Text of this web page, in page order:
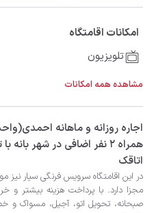
امکانات اقامتگاه
تلویزیون
مشاهده همه امکانات
همراه 2 نفر اضافی در شهر
اتاقک